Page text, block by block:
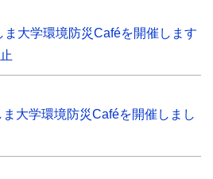
大学環境防災Caféを開催します
大学環境防災Caféを開催しまし